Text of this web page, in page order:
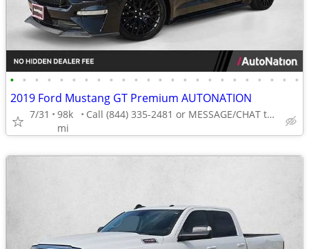
• • • • • • • • • • • • • • • • • • • • • • • •
2019 Ford Mustang GT Premium AUTONATION
7/31
98k
mi
Call (844) 335-2481 or MESSAGE/CHAT to confirm availability